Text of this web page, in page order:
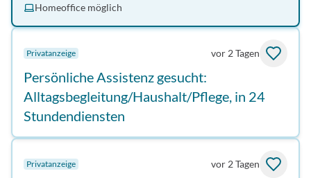
Homeoffice möglich
Privatanzeige vor 2 Tagen
Persönliche Assistenz gesucht:
Alltagsbegleitung/Haushalt/Pflege, in 24
Stundendiensten
Privatanzeige vor 2 Tagen